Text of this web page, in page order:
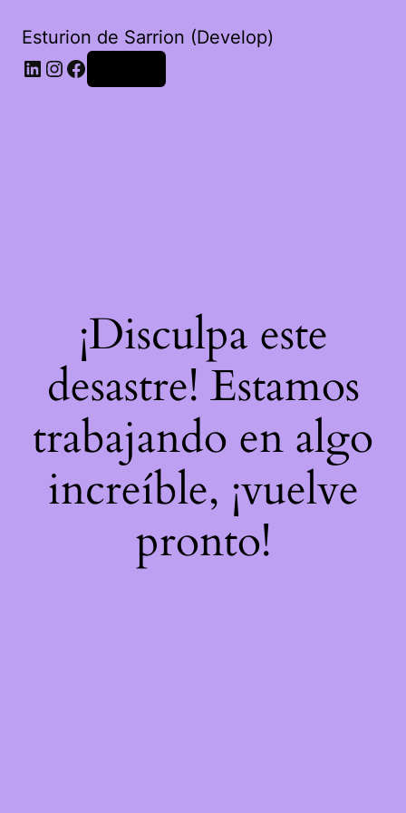
Esturion de Sarrion (Develop)
LinkedIn
Instagram
Facebook
¡Disculpa este
desastre! Estamos
trabajando en algo
increíble, ¡vuelve
pronto!